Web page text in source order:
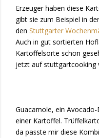
Erzeuger haben diese
gibt sie zum Beispiel in
den Stuttgarter
Auch in gut sortierten
Kartoffelsorte schon
jetzt auf stuttgartcooking
Guacamole, ein
einer Kartoffel.
da passte mir diese